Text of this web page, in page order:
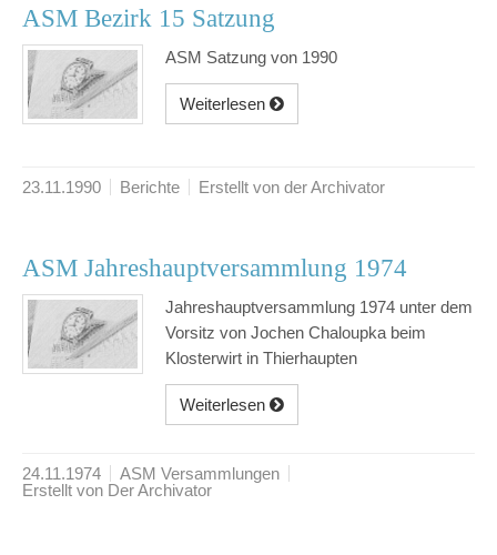
ASM Bezirk 15 Satzung
ASM Satzung von 1990
Weiterlesen
23.11.1990 Berichte Erstellt von der Archivator
ASM Jahreshauptversammlung 1974
Jahreshauptversammlung 1974 unter dem
Vorsitz von Jochen Chaloupka beim
Klosterwirt in Thierhaupten
Weiterlesen
24.11.1974
ASM Versammlungen
Erstellt von Der Archivator